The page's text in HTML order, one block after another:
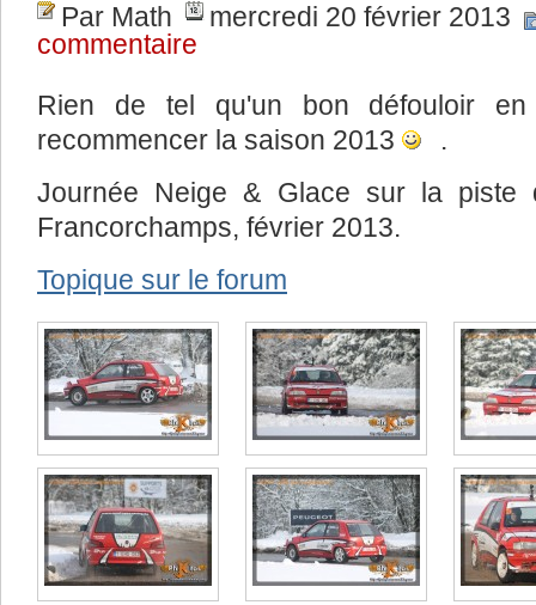
Par Math
mercredi 20 février 2013
commentaire
Rien de tel qu'un bon défouloir
recommencer la saison 2013
.
Journée Neige & Glace sur la piste
Francorchamps, février 2013.
Topique sur le forum